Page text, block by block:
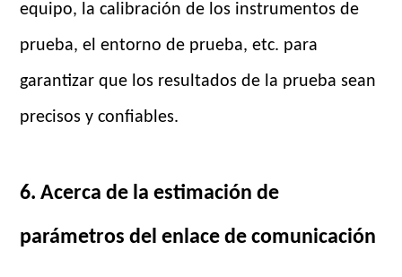
equipo, la calibración de los instrumentos de
prueba, el entorno de prueba, etc. para
garantizar que los resultados de la prueba sean
precisos y confiables.
6. Acerca de la estimación de
parámetros del enlace de comunicación